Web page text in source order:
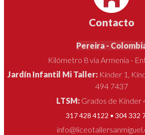
Contacto
Pereira -
Kilómetro 8 vía Armenia -
Jardín Infantil Mi Taller: Kínder 1,
494 7437
LTSM: Grados de Kínder
317 428 4122 • 304 332